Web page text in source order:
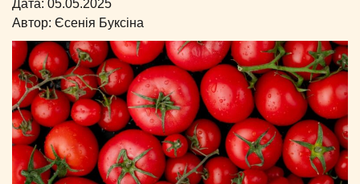
Дата: 05.05.2025
Автор: Єсенія Буксіна